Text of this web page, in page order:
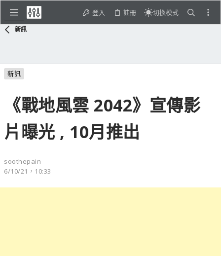
登入 註冊 切換模式
新訊
新訊
《戰地風雲 2042》宣傳影
片曝光 , 10月推出
soothepain
6/10/21，10:33